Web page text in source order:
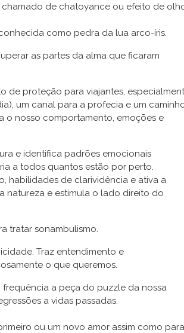
de chatoyance ou efeito de
como pedra da lua arco-íris.
as partes da alma que ficaram
de proteção para viajantes,
um canal para a profecia e um
o nosso comportamento, emoções e
e identifica padrões emocionais
a todos quantos estão por perto.
habilidades de clarividência e ativa a
natureza e estimula o lado direito do
tratar sonambulismo.
Traz entendimento e
o que queremos.
a peça do puzzle da nossa
a vidas passadas.
ou um novo amor assim como para